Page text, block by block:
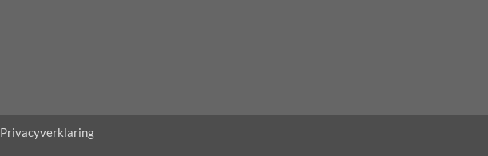
Privacyverklaring